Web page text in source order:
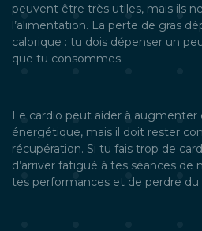
peuvent être très utiles, mais ils
l’alimentation. La perte de gras
calorique : tu dois dépenser un
que tu consommes.
Le cardio peut aider à
énergétique, mais il doit rester
récupération. Si tu fais trop de
d’arriver fatigué à tes séances de
tes performances et de perdre